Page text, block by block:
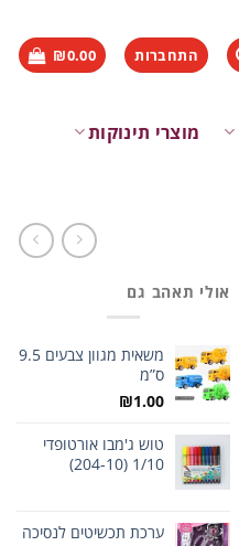
התחברות ₪0.00
מוצרי תינוקות
אולי תאהב גם
משאית מגוון צבעים 9.5
ס”מ
₪1.00
טוש ג'מבו אורטופדי
1/10 (204-10)
ערכת תכשיטים לנסיכה